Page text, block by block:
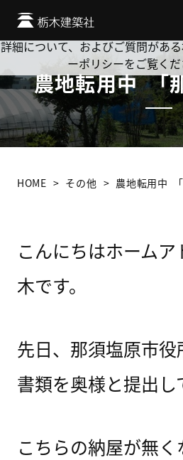
農地転用中 ｢
HOME その他 農地転用中
こんにちはホーム
木です。
先日、那須塩原市
書類を奥様と提出し
こちらの納屋が無
Cookie を使用して、お客様の活動
か? 当社ではお客様のプライバシ
詳細について、およびご質問があ
ーポリシーをご覧くだ